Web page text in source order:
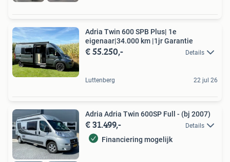
Adria Twin 600 SPB Plus| 1e
eigenaar|34.000 km |1jr Garantie
€ 55.250,- Details
Luttenberg 22 jul 26
Adria Adria Twin 600SP Full - (bj 2007)
€ 31.499,- Details
Financiering mogelijk